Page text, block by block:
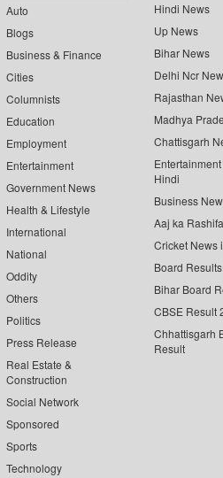
Auto
Blogs
Business & Finance
Cities
Columnists
Education
Employment
Entertainment
Government News
Health & Lifestyle
International
National
Oddity
Others
Politics
Press Release
Real Estate &
Construction
Social Network
Sponsored
Sports
Technology
Hindi News
Up News
Bihar News
Delhi Ncr
Rajasthan
Madhya
Chattisgarh
Hindi
Business
Aaj ka
Cricket News
Board
Bihar Board
CBSE Result
Chhattisgarh
Result